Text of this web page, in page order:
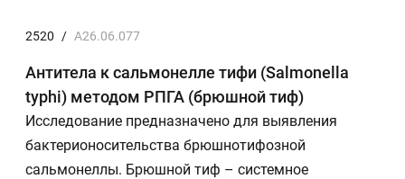
2520 / A26.06.077
Антитела к сальмонелле тифи (Salmonella
typhi) методом РПГА (брюшной тиф)
Исследование предназначено для выявления
бактерионосительства брюшнотифозной
сальмонеллы. Брюшной тиф – системное